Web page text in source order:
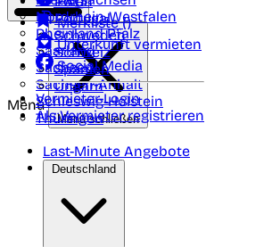
Nordrhein-Westfalen
Rheinland Pfalz
Saarland
Sachsen
Sachsen-Anhalt
Schleswig-Holstein
Thüringen
Portugal
Schweden
Schweiz
Spanien
Ungarn
Merkliste ()
Unterkunft vermieten
Social Media
Vermieter-Login
Als Vermieter registrieren
Menü
Menü schließen
Last-Minute Angebote
Deutschland